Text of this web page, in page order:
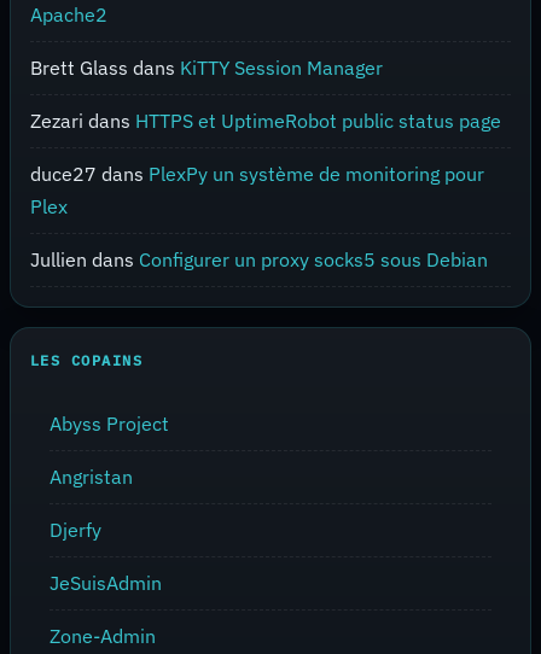
Apache2
Brett Glass dans KiTTY Session Manager
Zezari dans HTTPS et UptimeRobot public status page
duce27 dans PlexPy un système de monitoring pour
Plex
Jullien dans Configurer un proxy socks5 sous Debian
LES COPAINS
Abyss Project
Angristan
Djerfy
JeSuisAdmin
Zone-Admin